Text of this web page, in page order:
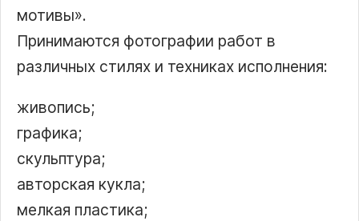
мотивы .
Принимаются фотографии работ в
различных стилях и техниках исполнения:
живопись;
графика;
скульптура;
авторская кукла;
мелкая пластика;